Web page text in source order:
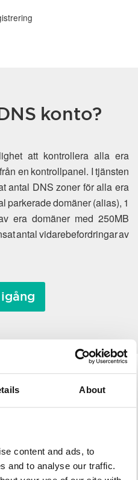
About
content and ads, to
and to analyse our traffic.
konto?
att kontrollera alla era
en kontrollpanel. I tjänsten
antal DNS zoner för alla era
parkerade domäner (alias), 1
era domäner med 250MB
antal vidarebefordringar av
ett